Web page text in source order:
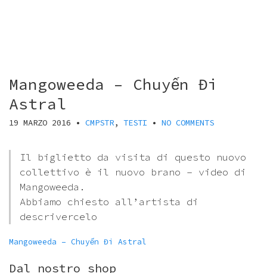
Mangoweeda – Chuyến Đi
Astral
19 MARZO 2016 • CMPSTR, TESTI • NO COMMENTS
Il biglietto da visita di questo nuovo
collettivo è il nuovo brano – video di
Mangoweeda.
Abbiamo chiesto all’artista di
descrivercelo
Mangoweeda – Chuyến Đi Astral
Dal nostro shop